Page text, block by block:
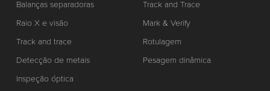
Balanças separadoras
Raio X e visão
Track and trace
Detecção de metais
Inspeção óptica
Track and Trace
Mark & Verify
Rotulagem
Pesagem dinâmica